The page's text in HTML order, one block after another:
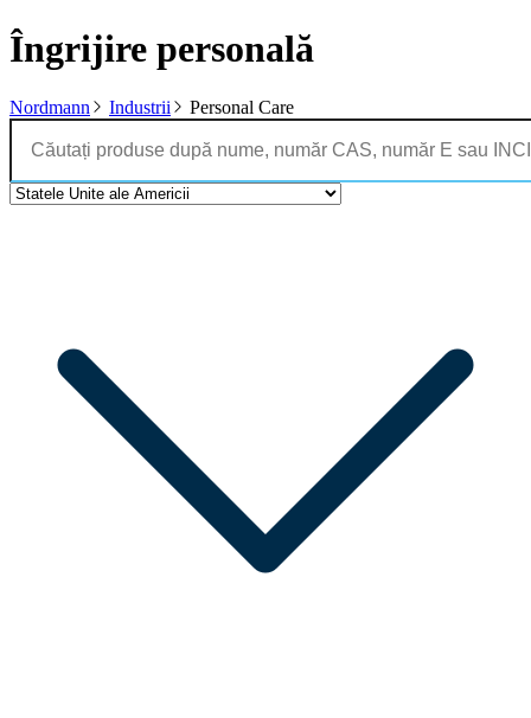
Îngrijire personală
Nordmann Industrii Personal Care